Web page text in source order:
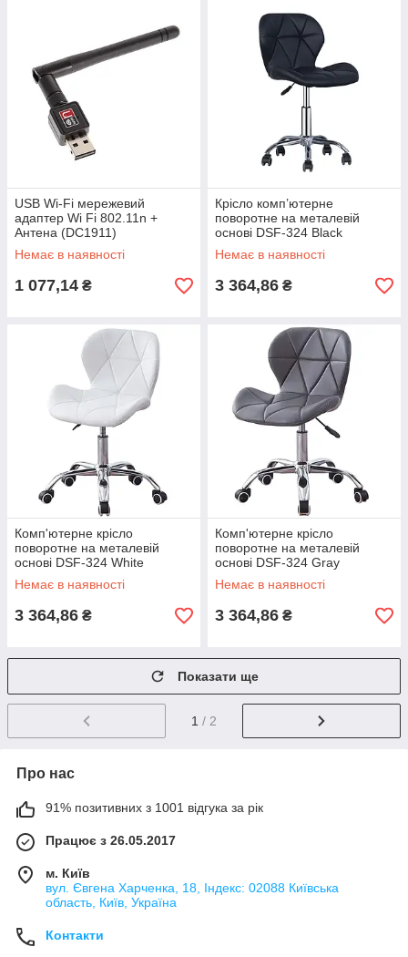
USB Wi-Fi мережевий
адаптер Wi Fi 802.11n +
Антена (DC1911)
Немає в наявності
1 077,14 ₴
Крісло комп’ютерне
поворотне на металевій
основі DSF-324 Black
Немає в наявності
3 364,86 ₴
Комп'ютерне крісло
поворотне на металевій
основі DSF-324 White
Немає в наявності
3 364,86 ₴
Комп'ютерне крісло
поворотне на металевій
основі DSF-324 Gray
Немає в наявності
3 364,86 ₴
Показати ще
1 / 2
Про нас
91% позитивних з 1001 відгука за рік
Працює з 26.05.2017
м. Київ
вул. Євгена Харченка, 18, Індекс: 02088 Київська
область, Київ, Україна
Контакти